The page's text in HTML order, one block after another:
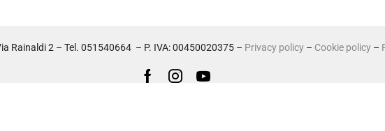
Rainaldi 2 – Tel. 051540664 – P. IVA: 00450020375 – Privacy policy – Cookie policy –